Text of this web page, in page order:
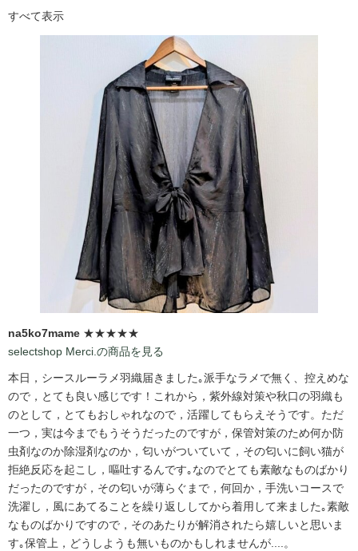
すべて表示
na5ko7mame ★★★★★
selectshop Merci.の商品を見る
本日，シースルーラメ羽織届きました｡派手なラメで無く、控えめな
ので，とても良い感じです！これから，紫外線対策や秋口の羽織も
のとして，とてもおしゃれなので，活躍してもらえそうです。ただ
一つ，実は今までもうそうだったのですが，保管対策のため何か防
虫剤なのか除湿剤なのか，匂いがついていて，その匂いに飼い猫が
拒絶反応を起こし，嘔吐するんです｡なのでとても素敵なものばかり
だったのですが，その匂いが薄らぐまで，何回か，手洗いコースで
洗濯し，風にあてることを繰り返ししてから着用して来ました｡素敵
なものばかりですので，そのあたりが解消されたら嬉しいと思いま
す｡保管上，どうしようも無いものかもしれませんが....。